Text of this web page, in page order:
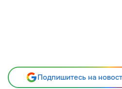
Подпишитесь на